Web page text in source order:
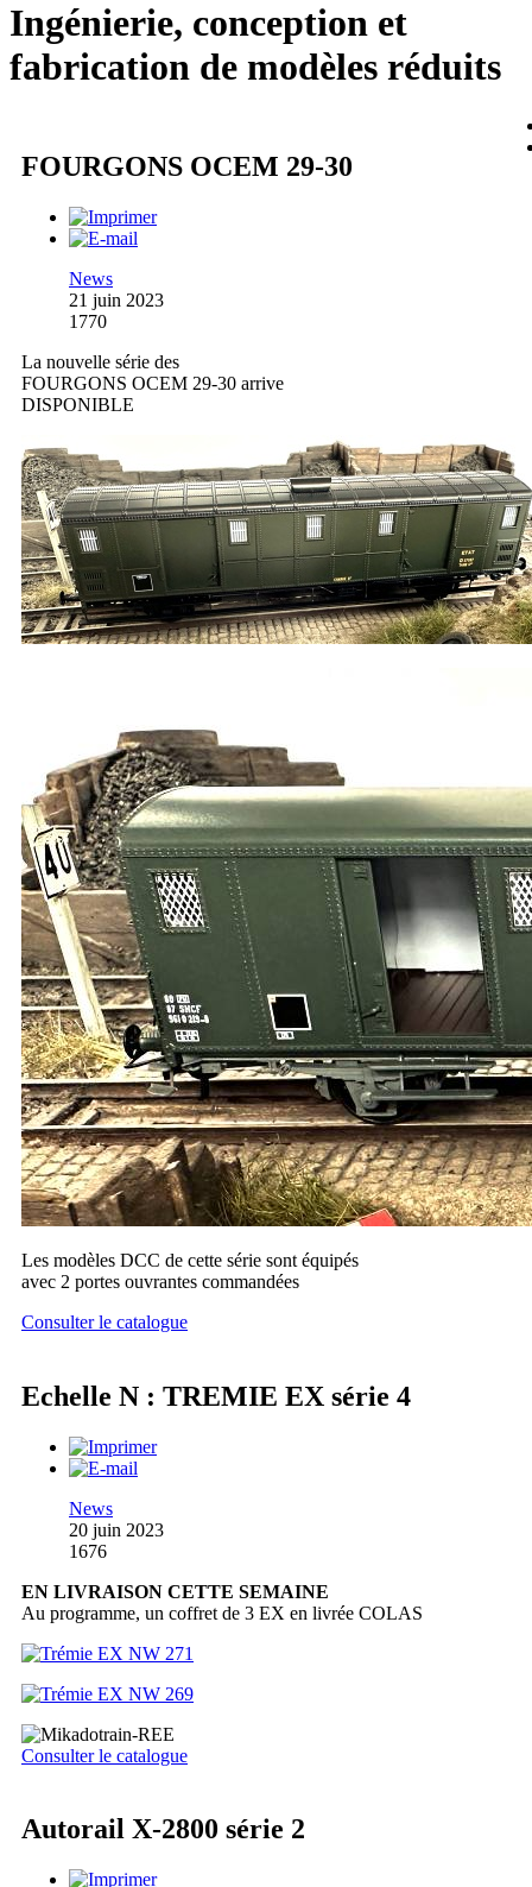
Ingénierie, conception et
fabrication de modèles réduits
FOURGONS OCEM 29-30
News
21 juin 2023
1770
La nouvelle série des
FOURGONS OCEM 29-30 arrive
DISPONIBLE
Les modèles DCC de cette série sont équipés
avec 2 portes ouvrantes commandées
Consulter le catalogue
Echelle N : TREMIE EX série 4
News
20 juin 2023
1676
EN LIVRAISON CETTE SEMAINE
Au programme, un coffret de 3 EX en livrée COLAS
Consulter le catalogue
Autorail X-2800 série 2